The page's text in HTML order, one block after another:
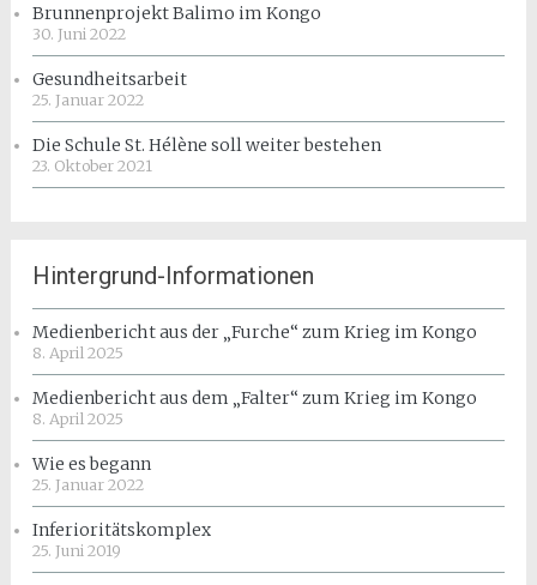
Brunnenprojekt Balimo im Kongo
30. Juni 2022
Gesundheitsarbeit
25. Januar 2022
Die Schule St. Hélène soll weiter bestehen
23. Oktober 2021
Hintergrund-Informationen
Medienbericht aus der „Furche“ zum Krieg im Kongo
8. April 2025
Medienbericht aus dem „Falter“ zum Krieg im Kongo
8. April 2025
Wie es begann
25. Januar 2022
Inferioritätskomplex
25. Juni 2019